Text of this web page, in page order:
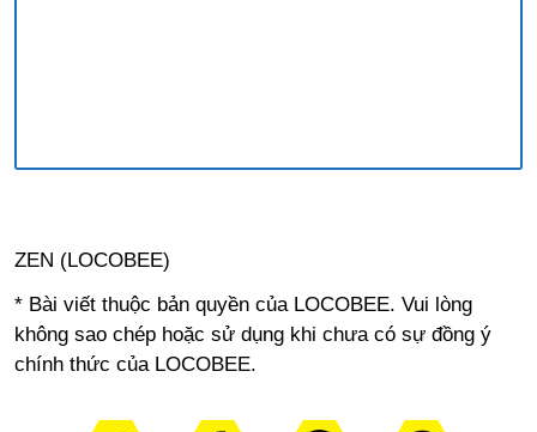
ZEN (LOCOBEE)
* Bài viết thuộc bản quyền của LOCOBEE. Vui lòng
không sao chép hoặc sử dụng khi chưa có sự đồng ý
chính thức của LOCOBEE.